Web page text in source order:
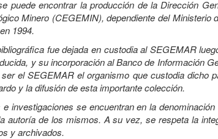
puede encontrar la producción de la Dirección
Minero (CEGEMIN), dependiente del
1994.
fue dejada en custodia al SEGEMAR
y su incorporación al Banco de Información
el SEGEMAR el organismo que custodia dicho
y la difusión de esta importante colección.
investigaciones se encuentran en la
autoría de los mismos. A su vez, se respeta la
y archivados.